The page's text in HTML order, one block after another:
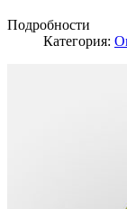
Подробности
Категория: